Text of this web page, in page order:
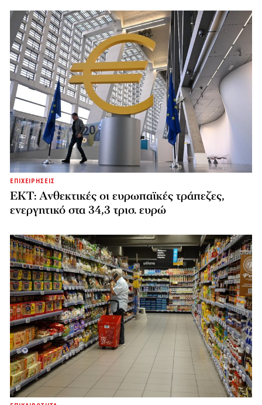
ΕΠΙΧΕΙΡΗΣΕΙΣ
ΕΚΤ: Ανθεκτικές οι ευρωπαϊκές τράπεζες,
ενεργητικό στα 34,3 τρισ. ευρώ